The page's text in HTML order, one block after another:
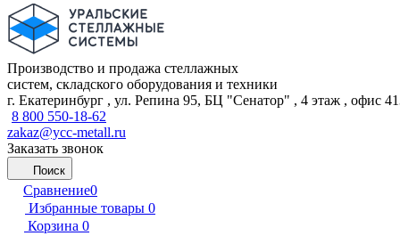
Производство и продажа стеллажных
систем, складского оборудования и техники
г. Екатеринбург , ул. Репина 95, БЦ "Сенатор" , 4 этаж , офис
8 800 550-18-62
zakaz@ycc-metall.ru
Заказать звонок
Поиск
Сравнение0
Избранные товары 0
Корзина 0